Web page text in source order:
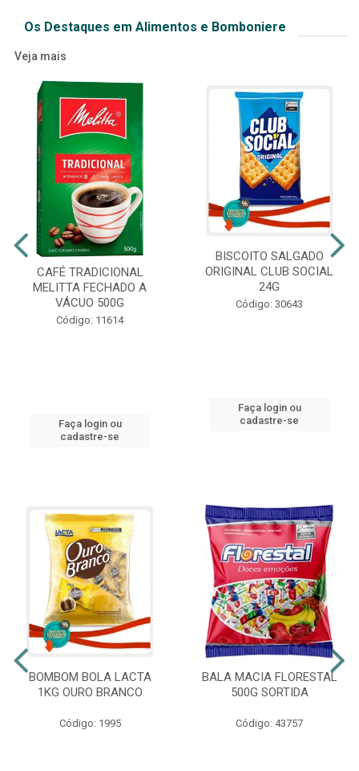
Os Destaques em Alimentos e Bomboniere
Veja mais
CAFÉ TRADICIONAL
MELITTA FECHADO A
VÁCUO 500G
Código: 11614
Faça login ou
cadastre-se
BISCOITO SALGADO
ORIGINAL CLUB SOCIAL
24G
Código: 30643
Faça login ou
cadastre-se
BOMBOM BOLA LACTA
1KG OURO BRANCO
Código: 1995
BALA MACIA FLORESTAL
500G SORTIDA
Código: 43757